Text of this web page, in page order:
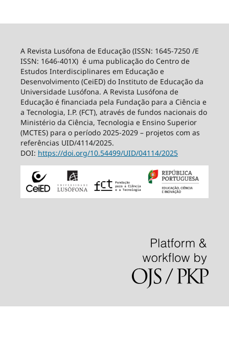
A Revista Lusófona de Educação (ISSN: 1645-7250 /E
ISSN: 1646-401X) é uma publicação do Centro de
Estudos Interdisciplinares em Educação e
Desenvolvimento (CeiED) do Instituto de Educação da
Universidade Lusófona. A Revista Lusófona de
Educação é financiada pela Fundação para a Ciência e
a Tecnologia, I.P. (FCT), através de fundos nacionais do
Ministério da Ciência, Tecnologia e Ensino Superior
(MCTES) para o período 2025-2029 – projetos com as
referências UID/4114/2025.
DOI: https://doi.org/10.54499/UID/04114/2025